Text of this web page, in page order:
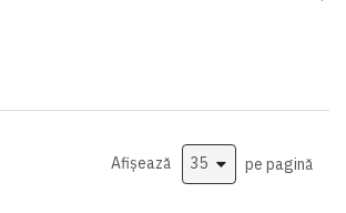
Afișează pe pagină